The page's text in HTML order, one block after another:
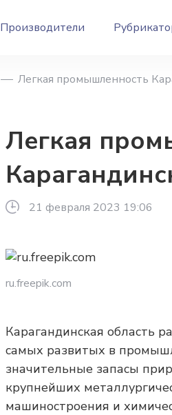
Производители
Легкая промышленность
Легкая
21 февраля 2023 19:06
ru.freepik.com
Карагандинская область
самых развитых в
значительные запасы
крупнейших
машиностроения и